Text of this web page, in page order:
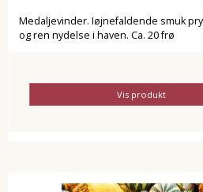
Medaljevinder. Iøjnefaldende smuk
og ren nydelse i haven. Ca. 20 frø
Vis produkt